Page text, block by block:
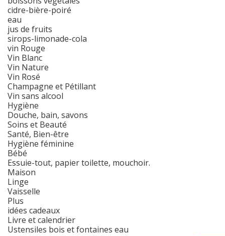
cidre-bière-poiré
eau
jus de fruits
sirops-limonade-cola
vin Rouge
Vin Blanc
Vin Nature
Vin Rosé
Champagne et Pétillant
Vin sans alcool
Hygiène
Douche, bain, savons
Soins et Beauté
Santé, Bien-être
Hygiène féminine
Bébé
Essuie-tout, papier toilette, mouchoir.
Maison
Linge
Vaisselle
Plus
idées cadeaux
Livre et calendrier
Ustensiles bois et fontaines eau